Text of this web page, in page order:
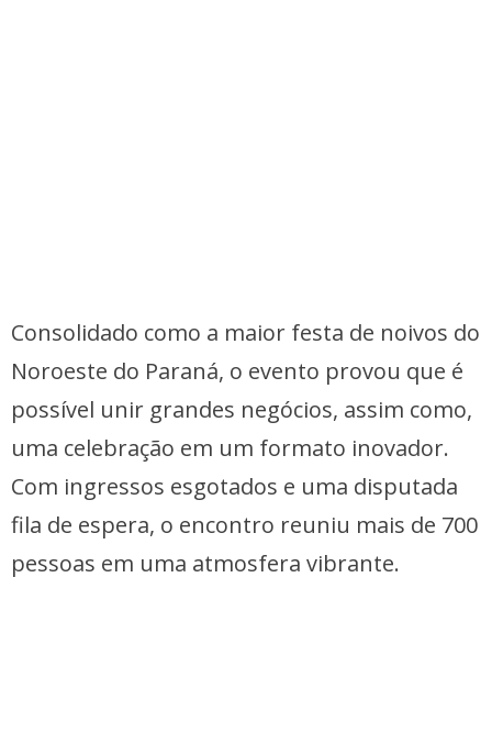
Consolidado como a maior festa de noivos do
Noroeste do Paraná, o evento provou que é
possível unir grandes negócios, assim como,
uma celebração em um formato inovador.
Com ingressos esgotados e uma disputada
fila de espera, o encontro reuniu mais de 700
pessoas em uma atmosfera vibrante.